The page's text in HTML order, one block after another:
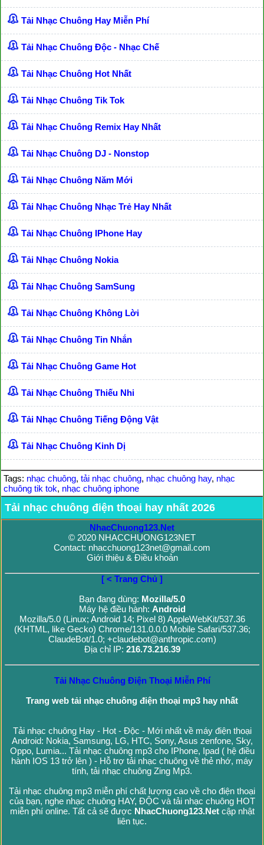
Tải Nhạc Chuông Hay Miễn Phí
Tải Nhạc Chuông Độc - Nhạc Chế
Tải Nhạc Chuông Hot Nhất
Tải Nhạc Chuông Tik Tok
Tải Nhạc Chuông Remix Hay Nhất
Tải Nhạc Chuông DJ - Nonstop
Tải Nhạc Chuông Năm Mới
Tải Nhạc Chuông Nhạc Trẻ Hay Nhất
Tải Nhạc Chuông IPhone Hay
Tải Nhạc Chuông Nokia
Tải Nhạc Chuông SamSung
Tải Nhạc Chuông Không Lời
Tải Nhạc Chuông Tin Nhắn
Tải Nhạc Chuông Game Hot
Tải Nhạc Chuông Thiếu Nhi
Tải Nhạc Chuông Tiếng Động Vật
Tải Nhạc Chuông Kinh Dị
Tags: nhạc chuông, tải nhạc chuông, nhạc chuông hay, nhạc
chuông tik tok, nhạc chuông iphone
Tải nhạc chuông điện thoại hay nhất 2026
NhacChuong123.Net
© 2020 NHACCHUONG123NET
Contact: nhacchuong123net@gmail.com
Giới thiệu & Điều khoản
[ < Trang Chủ ]
Bạn đang dùng: Mozilla/5.0
Máy hệ điều hành: Android
Mozilla/5.0 (Linux; Android 14; Pixel 8) AppleWebKit/537.36
(KHTML, like Gecko) Chrome/131.0.0.0 Mobile Safari/537.36;
ClaudeBot/1.0; +claudebot@anthropic.com)
Địa chỉ IP: 216.73.216.39
Tải Nhạc Chuông Điện Thoại Miễn Phí
Trang web tải nhạc chuông điện thoại mp3 hay nhất
Tải nhạc chuông Hay - Hot - Độc - Mới nhất về máy điện thoại
Android: Nokia, Samsung, LG, HTC, Sony, Asus zenfone, Sky,
Oppo, Lumia... Tải nhạc chuông mp3 cho IPhone, Ipad ( hệ điều
hành IOS 13 trở lên ) - Hỗ trợ tải nhạc chuông về thẻ nhớ, máy
tính, tải nhạc chuông Zing Mp3.
Tải nhạc chuông mp3 miễn phí chất lượng cao về cho điện thoại
của bạn, nghe nhạc chuông HAY, ĐỘC và tải nhạc chuông HOT
miễn phí online. Tất cả sẽ được NhacChuong123.Netcập nhật
liên tục.